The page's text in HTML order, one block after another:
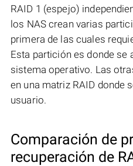
RAID 1 (espejo)
los NAS crean varias
primera de las cuales
Esta partición es donde se
sistema operativo. Las
en una matriz RAID donde
usuario.
Comparación de
recuperación de